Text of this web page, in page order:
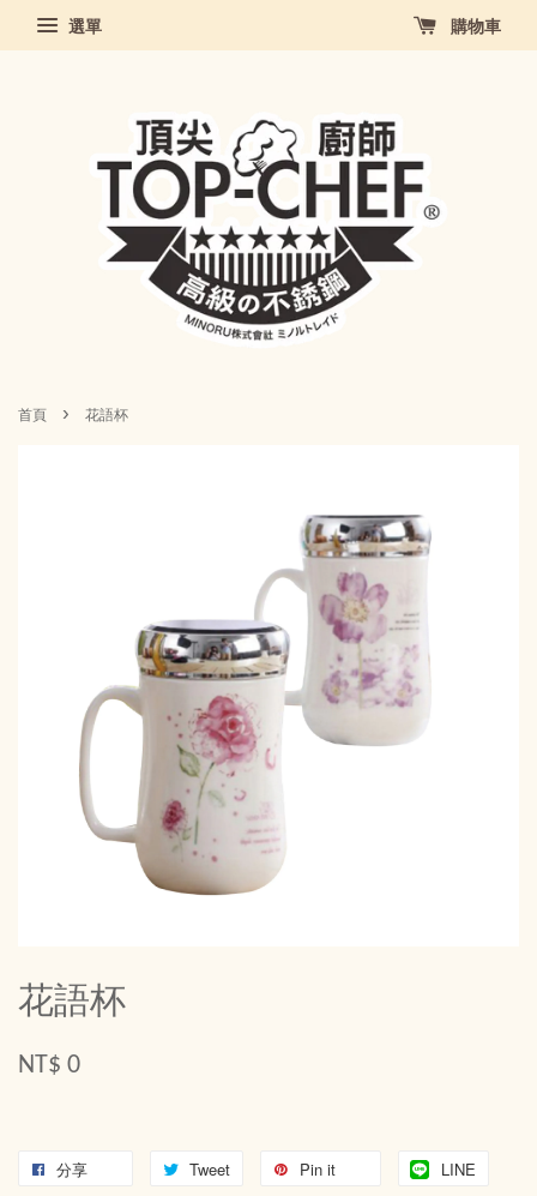
選單 購物車
首頁 › 花語杯
花語杯
NT$ 0
分享 Tweet Pin it LINE